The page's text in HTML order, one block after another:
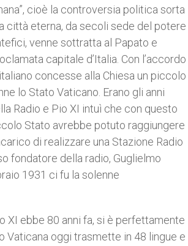
cioè la controversia politica sorta
città eterna, da secoli sede del potere
venne sottratta al Papato e
capitale d’Italia. Con l’accordo
concesse alla Chiesa un piccolo
lo Stato Vaticano. Erano gli anni
Radio e Pio XI intuì che con questo
Stato avrebbe potuto raggiungere
di realizzare una Stazione Radio
fondatore della radio, Guglielmo
1931 ci fu la solenne
XI ebbe 80 anni fa, si è perfettamente
Vaticana oggi trasmette in 48 lingue e